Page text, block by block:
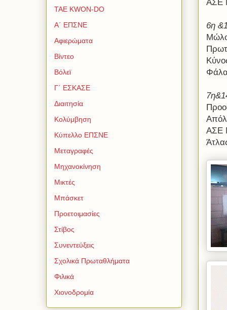
ΑΣΕ
6η
ΑΣΕ
TAE KWON-DO
Α΄ ΕΠΣΝΕ
Αφιερώματα
Βίντεο
Βόλεϊ
Γ΄ ΕΣΚΑΣΕ
Διαιτησία
Κολύμβηση
Κύπελλο ΕΠΣΝΕ
Μεταγραφές
Μηχανοκίνηση
Μικτές
Μπάσκετ
Προετοιμασίες
Στίβος
Συνεντεύξεις
Σχολικά Πρωταθλήματα
Φιλικά
Χιονοδρομία